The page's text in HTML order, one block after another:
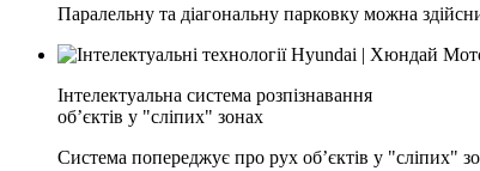
Паралельну та діагональну парковку можна
Інтелектуальна система розпізнавання
об’єктів у "сліпих" зонах
Система попереджує про рух об’єктів у "сліпих"